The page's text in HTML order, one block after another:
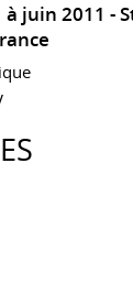
à juin 2011